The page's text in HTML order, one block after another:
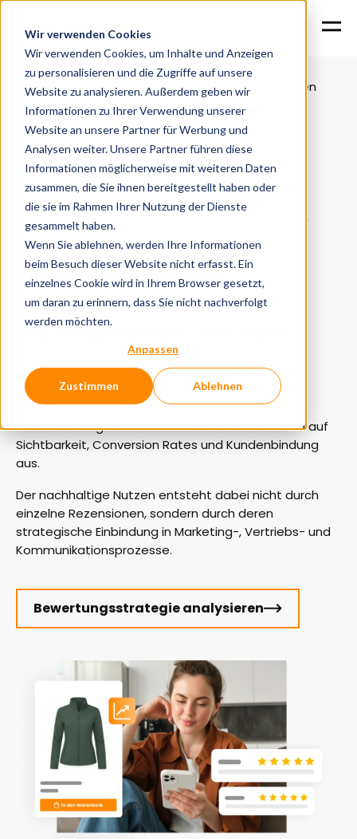
Wir verwenden Cookies
Wir verwenden Cookies, um Inhalte und Anzeigen
zu personalisieren und die Zugriffe auf unsere
Website zu analysieren. Außerdem geben wir
Informationen zu Ihrer Verwendung unserer
Website an unsere Partner für Werbung und
Analysen weiter. Unsere Partner führen diese
Informationen möglicherweise mit weiteren Daten
zusammen, die Sie ihnen bereitgestellt haben oder
die sie im Rahmen Ihrer Nutzung der Dienste
gesammelt haben.
Wenn Sie ablehnen, werden Ihre Informationen
beim Besuch dieser Website nicht erfasst. Ein
einzelnes Cookie wird in Ihrem Browser gesetzt,
um daran zu erinnern, dass Sie nicht nachverfolgt
werden möchten.
Anpassen
Zustimmen Ablehnen
Home Services
Digitales
Kundenbewertungen
Wachstumshebel
einsetzen
Digitale Vertrauenssignale entlang der Customer
Journey
Kundenbewertungen
strategisch als
Wachstumshebel einsetzen
Kundenbewertungen gehören heute zu den
wichtigsten digitalen Vertrauenssignalen. Sie
beeinflussen Kaufentscheidungen, stärken die
Wahrnehmung von Unternehmen und wirken sich auf
Sichtbarkeit, Conversion Rates und Kundenbindung
aus.
Der nachhaltige Nutzen entsteht dabei nicht durch
einzelne Rezensionen, sondern durch deren
strategische Einbindung in Marketing-, Vertriebs- und
Kommunikationsprozesse.
Bewertungsstrategie analysieren